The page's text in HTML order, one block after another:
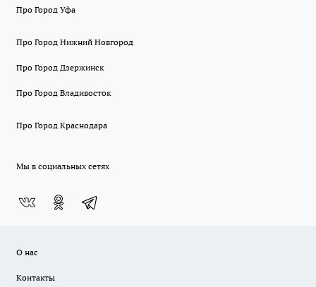
Про Город Уфа
Про Город Нижний Новгород
Про Город Дзержинск
Про Город Владивосток
Про Город Краснодара
Мы в социальных сетях
О нас
Контакты